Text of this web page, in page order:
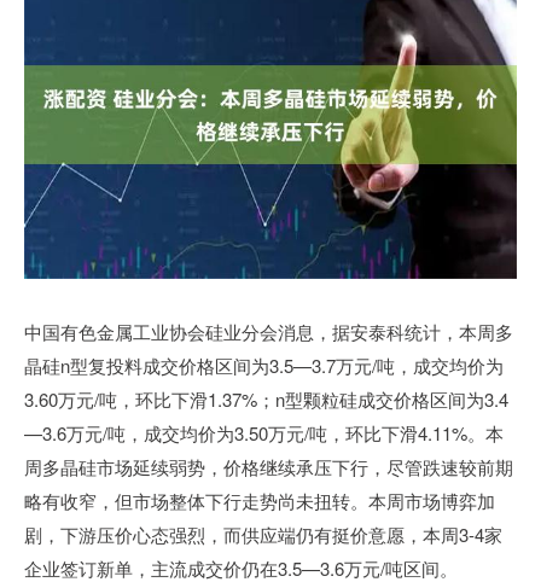
中国有色金属工业协会硅业分会消息，据安泰科统计，本周多
晶硅n型复投料成交价格区间为3.5—3.7万元/吨，成交均价为
3.60万元/吨，环比下滑1.37%；n型颗粒硅成交价格区间为3.4
—3.6万元/吨，成交均价为3.50万元/吨，环比下滑4.11%。本
周多晶硅市场延续弱势，价格继续承压下行，尽管跌速较前期
略有收窄，但市场整体下行走势尚未扭转。本周市场博弈加
剧，下游压价心态强烈，而供应端仍有挺价意愿，本周3-4家
企业签订新单，主流成交价仍在3.5—3.6万元/吨区间。